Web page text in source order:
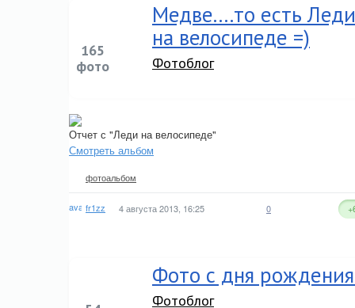
165
фото
Медве....то есть Леди
на велосипеде =)
Фотоблог
Отчет с "Леди на велосипеде"
Смотреть альбом
фотоальбом
fr1zz 4 августа 2013, 16:25 0
Фото с дня
Фотоблог